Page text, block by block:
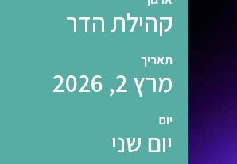
קהילת הדר
תאריך
מרץ 2, 2026
יום
יום שני